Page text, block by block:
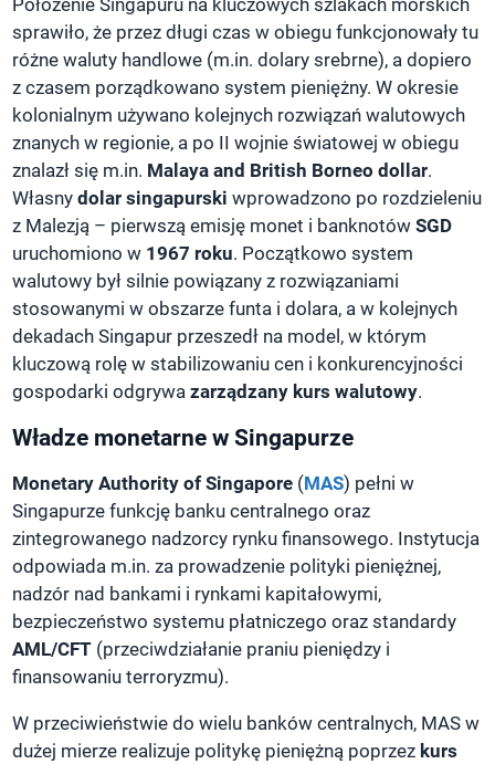
sprawiło, że przez długi czas w obiegu funkcjonowały tu
różne waluty handlowe (m.in. dolary srebrne), a dopiero
z czasem porządkowano system pieniężny. W okresie
kolonialnym używano kolejnych rozwiązań walutowych
znanych w regionie, a po II wojnie światowej w obiegu
znalazł się m.in. Malaya and British Borneo dollar.
Własnydolar singapurski wprowadzono po rozdzieleniu
z Malezją – pierwszą emisję monet i banknotówSGD
uruchomiono w 1967 roku. Początkowo system
walutowy był silnie powiązany z rozwiązaniami
stosowanymi w obszarze funta i dolara, a w kolejnych
dekadach Singapur przeszedł na model, w którym
kluczową rolę w stabilizowaniu cen i konkurencyjności
gospodarki odgrywazarządzany kurs walutowy.
Władze monetarne w Singapurze
Monetary Authority of Singapore (MAS) pełni w
Singapurze funkcję banku centralnego oraz
zintegrowanego nadzorcy rynku finansowego. Instytucja
odpowiada m.in. za prowadzenie polityki pieniężnej,
nadzór nad bankami i rynkami kapitałowymi,
bezpieczeństwo systemu płatniczego oraz standardy
AML/CFT (przeciwdziałanie praniu pieniędzy i
finansowaniu terroryzmu).
W przeciwieństwie do wielu banków centralnych, MAS w
dużej mierze realizuje politykę pieniężną poprzez kurs